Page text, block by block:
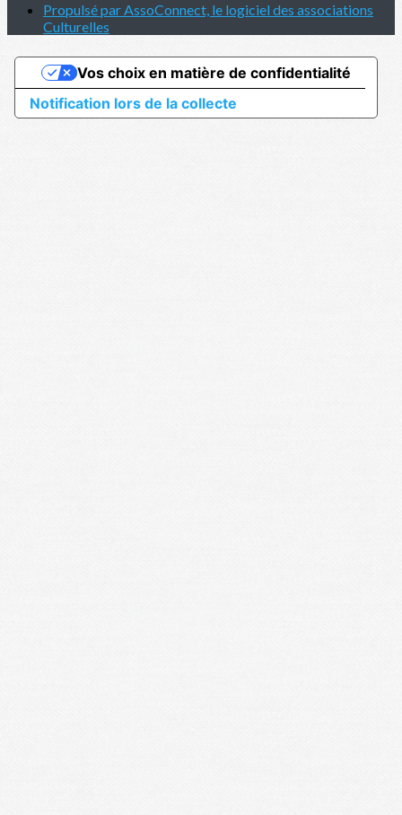
Propulsé par AssoConnect, le logiciel des associations
Culturelles
Notification lors de la collecte
Vos choix en matière de confidentialité